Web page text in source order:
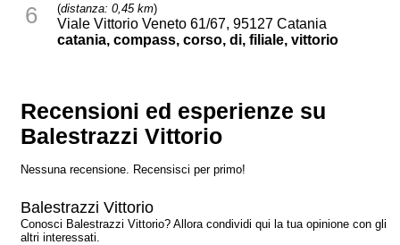
6 (distanza: 0,45 km)
Viale Vittorio Veneto 61/67, 95127 Catania
catania, compass, corso, di, filiale, vittorio
Recensioni ed esperienze su
Balestrazzi Vittorio
Nessuna recensione. Recensisci per primo!
Balestrazzi Vittorio
Conosci Balestrazzi Vittorio? Allora condividi qui la tua opinione con gli
altri interessati.